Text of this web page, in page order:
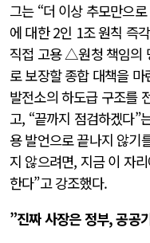
그는 “더 이상 추모만으
에 대한 2인 1조 원칙 즉
직접 고용 △원청 책임의
로 보장할 종합 대책을
발전소의 하도급 구조를
고, “끝까지 점검하겠다”
용 발언으로 끝나지 않기
지 않으려면, 지금 이 자
한다”고 강조했다.
”진짜 사장은 정부, 공공